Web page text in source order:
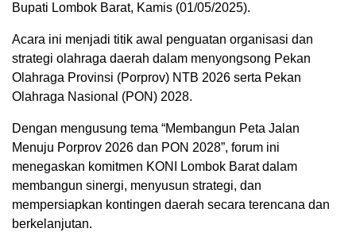
Bupati Lombok Barat, Kamis (01/05/2025).
Acara ini menjadi titik awal penguatan organisasi dan
strategi olahraga daerah dalam menyongsong Pekan
Olahraga Provinsi (Porprov) NTB 2026 serta Pekan
Olahraga Nasional (PON) 2028.
Dengan mengusung tema “Membangun Peta Jalan
Menuju Porprov 2026 dan PON 2028”, forum ini
menegaskan komitmen KONI Lombok Barat dalam
membangun sinergi, menyusun strategi, dan
mempersiapkan kontingen daerah secara terencana dan
berkelanjutan.